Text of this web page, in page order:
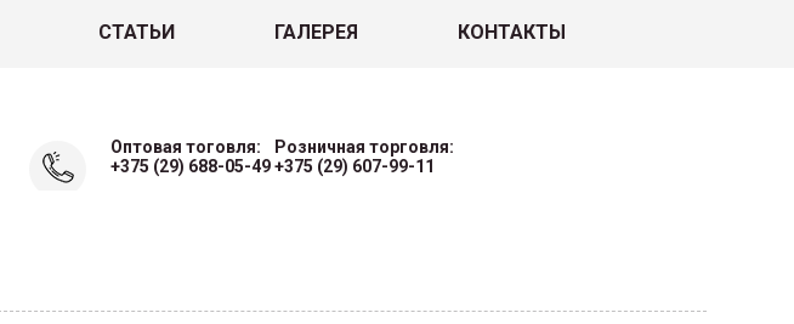
СТАТЬИ ГАЛЕРЕЯ КОНТАКТЫ
Оптовая тоговля:
+375 (29) 688-05-49
Розничная торговля:
+375 (29) 607-99-11